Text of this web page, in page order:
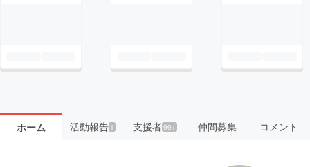
ホーム 活動報告1 支援者99+ 仲間募集 コメント